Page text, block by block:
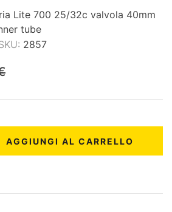
Lite 700 25/32c valvola 40mm
tube
2857
AGGIUNGI AL CARRELLO